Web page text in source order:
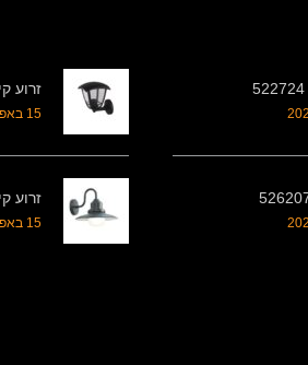
זרוע קיר –
15 באפריל 2024
זרוע קיר –
15 באפריל 2024